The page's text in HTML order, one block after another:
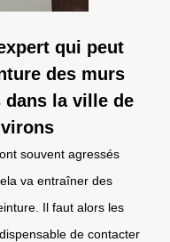
qui peut
des murs
dans la ville de
souvent agressés
va entraîner des
Il faut alors les
de contacter